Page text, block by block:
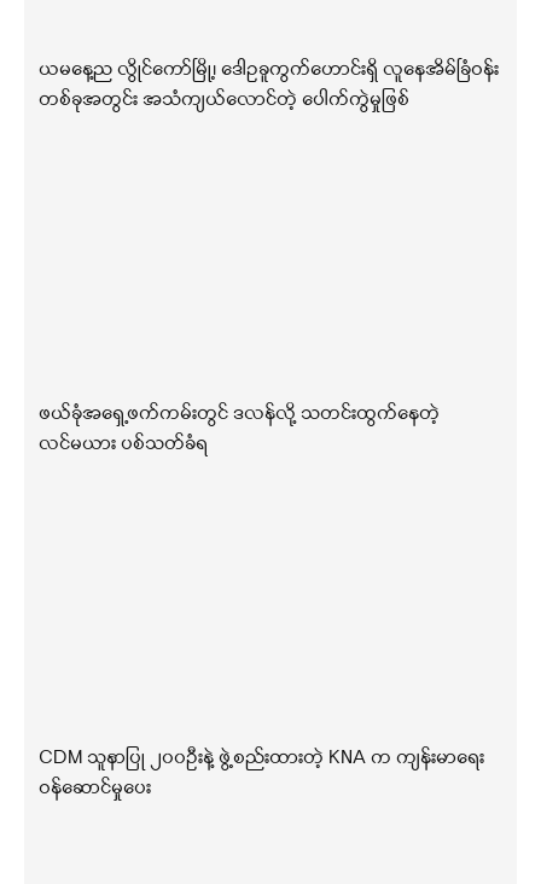
ယမနေ့ည လွိုင်ကော်မြို့၊ ဒေါဥခူကွက်ဟောင်းရှိ လူနေအိမ်ခြံဝန်း
တစ်ခုအတွင်း အသံကျယ်လောင်တဲ့ ပေါက်ကွဲမှုဖြစ်
ဖယ်ခုံအရှေ့ဖက်ကမ်းတွင် ဒလန်လို့ သတင်းထွက်နေတဲ့
လင်မယား ပစ်သတ်ခံရ
CDM သူနာပြု ၂၀၀ဦးနဲ့ ဖွဲ့စည်းထားတဲ့ KNA က ကျန်းမာရေး
ဝန်ဆောင်မှုပေး